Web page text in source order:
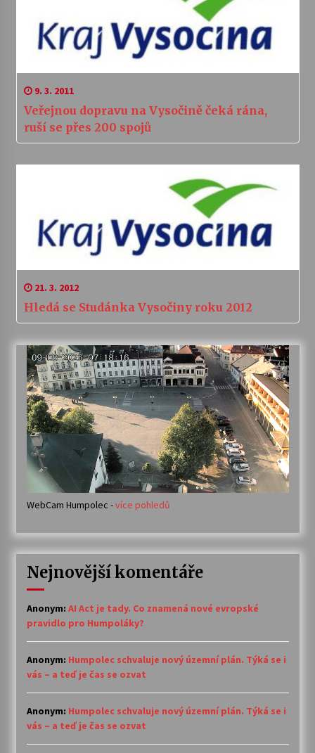
9. 3. 2011
Veřejnou dopravu na Vysočině čeká rána,
ruší se přes 200 spojů
21. 3. 2012
Hledá se Studánka Vysočiny roku 2012
WebCam Humpolec -více pohledů
Nejnovější komentáře
Anonym: AI Act je tady. Co znamená nové evropské
pravidlo pro Humpoláky?
Anonym: Humpolec schvaluje nový územní plán. Týká se i
vás – a teď je čas se ozvat
Anonym: Humpolec schvaluje nový územní plán. Týká se i
vás – a teď je čas se ozvat